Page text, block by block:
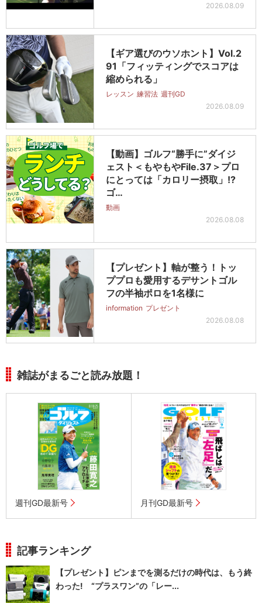
2026.08.09
【ギア選びのウソホント】Vol.2
91「フィッティングでスコアは
縮められる」
レッスン 練習法 週刊GD
2026.08.09
【動画】ゴルフ“勝手に”ダイジ
ェスト＜もやもやFile.37＞プロ
にとっては「カロリー摂取」!?
ゴ…
動画
2026.08.08
【プレゼント】軸が整う！トッ
ププロも愛用するデサントゴル
フの半袖ポロを1名様に
information プレゼント
2026.08.08
雑誌がまるごと読み放題！
週刊GD最新号 月刊GD最新号
記事ランキング
【プレゼント】ピンまでを測るだけの時代は、もう終
わった! “プラスワン”の「レー...